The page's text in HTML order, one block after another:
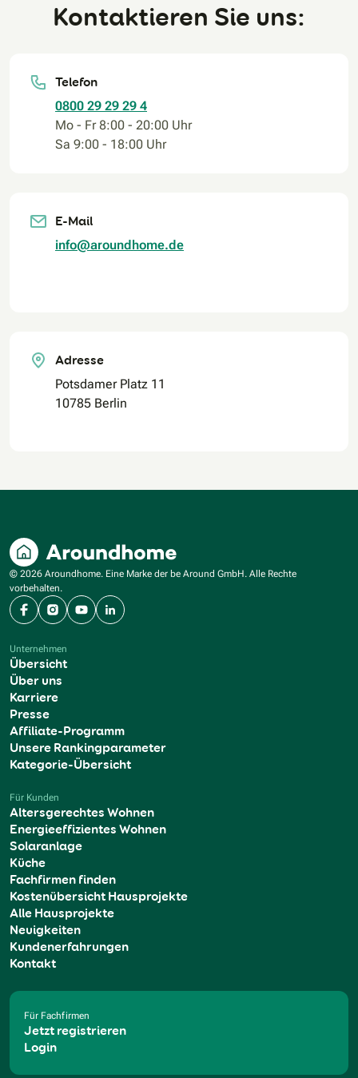
Kontaktieren Sie uns:
Telefon
0800 29 29 29 4
Mo - Fr 8:00 - 20:00 Uhr
Sa 9:00 - 18:00 Uhr
E-Mail
info@aroundhome.de
Adresse
Potsdamer Platz 11
10785 Berlin
© 2026 Aroundhome. Eine Marke der be Around GmbH. Alle Rechte
vorbehalten.
FacebookInstagram
YouTubeLinkedIn
Unternehmen
Übersicht
Über uns
Karriere
Presse
Affiliate-Programm
Unsere Rankingparameter
Kategorie-Übersicht
Für Kunden
Altersgerechtes Wohnen
Energieeffizientes Wohnen
Solaranlage
Küche
Fachfirmen finden
Kostenübersicht Hausprojekte
Alle Hausprojekte
Neuigkeiten
Kundenerfahrungen
Kontakt
Für Fachfirmen
Jetzt registrieren
Login